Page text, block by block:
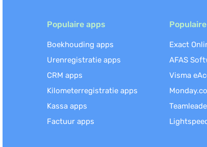
Populaire apps
Boekhouding apps
Urenregistratie apps
CRM apps
Kilometerregistratie apps
Kassa apps
Factuur apps
Exact
AFAS
Visma